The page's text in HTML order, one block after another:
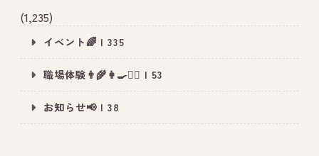
All Peace｜オールピース
Instagram 事業所紹介動画
(1,235)
イベント🌈 | 335
職場体験👨‍🌾👩‍🍳👮‍♂️ | 53
お知らせ📢 | 38